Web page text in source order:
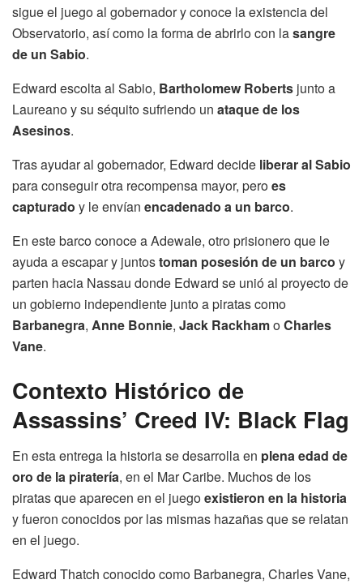
sigue el juego al gobernador y conoce la existencia del
Observatorio, así como la forma de abrirlo con lasangre
de un Sabio.
Edward escolta al Sabio, Bartholomew Roberts junto a
Laureano y su séquito sufriendo un ataque de los
Asesinos.
Tras ayudar al gobernador, Edward decide liberar al Sabio
para conseguir otra recompensa mayor, peroes
capturado y le envían encadenado a un barco.
En este barco conoce a Adewale, otro prisionero que le
ayuda a escapary juntostoman posesión de un barco y
parten hacia Nassau donde Edward se unió al proyecto de
un gobierno independiente junto a piratas como
Barbanegra, Anne Bonnie, Jack RackhamoCharles
Vane.
Contexto Histórico de
Assassins’ Creed IV: Black Flag
En esta entrega la historia se desarrolla en plena edad de
oro de la piratería, en el Mar Caribe. Muchos de los
piratas que aparecen en el juegoexistieron en la historia
y fueron conocidos por las mismas hazañas que se relatan
en el juego.
Edward Thatch conocido como Barbanegra, Charles Vane,